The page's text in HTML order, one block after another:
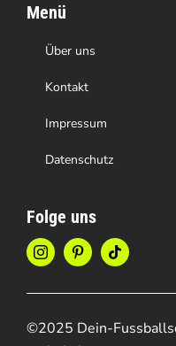
Menü
Über uns
Kontakt
Impressum
Datenschutz
Folge uns
©2025 Dein-